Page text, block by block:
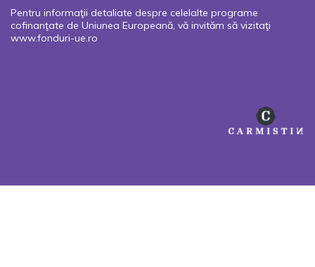
Pentru informaţii detaliate despre celelalte programe
cofinanţate de Uniunea Europeană, vă invităm să vizitaţi
www.fonduri-ue.ro